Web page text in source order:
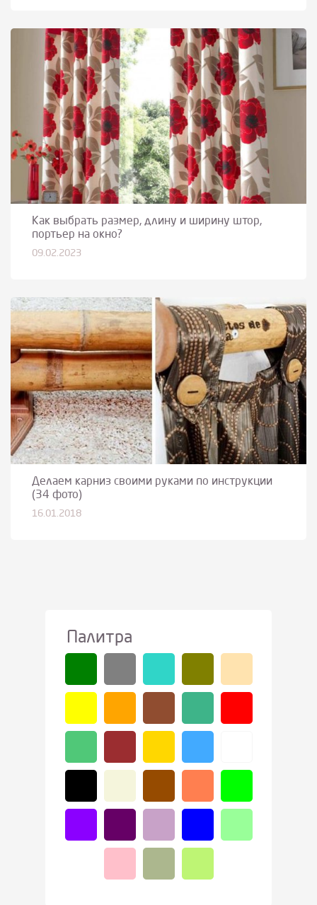
Как выбрать размер, длину и ширину штор,
портьер на окно?
09.02.2023
Делаем карниз своими руками по инструкции
(34 фото)
16.01.2018
Палитра